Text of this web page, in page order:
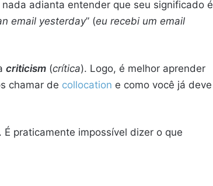
nada adianta entender que seu significado é
email yesterday” (eu recebi um email
criticism (crítica). Logo, é melhor aprender
chamar de collocation e como você já deve
praticamente impossível dizer o que